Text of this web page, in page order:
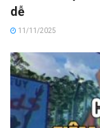
dễ
11/11/2025